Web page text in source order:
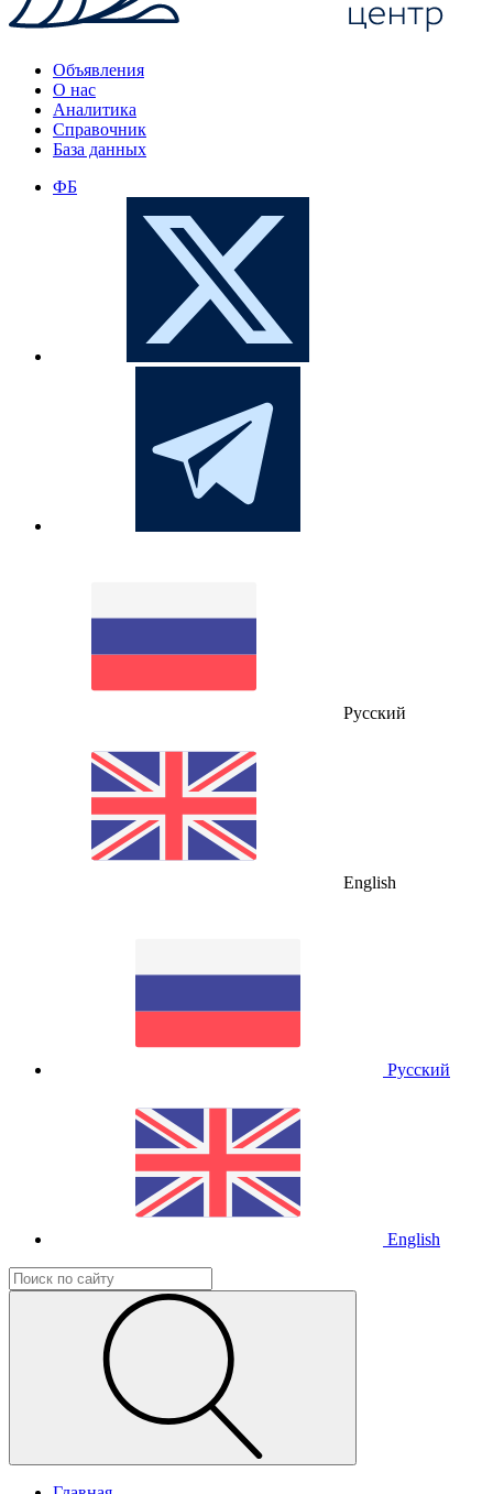
Объявления
О нас
Аналитика
Справочник
База данных
ФБ
Русский
English
Русский
English